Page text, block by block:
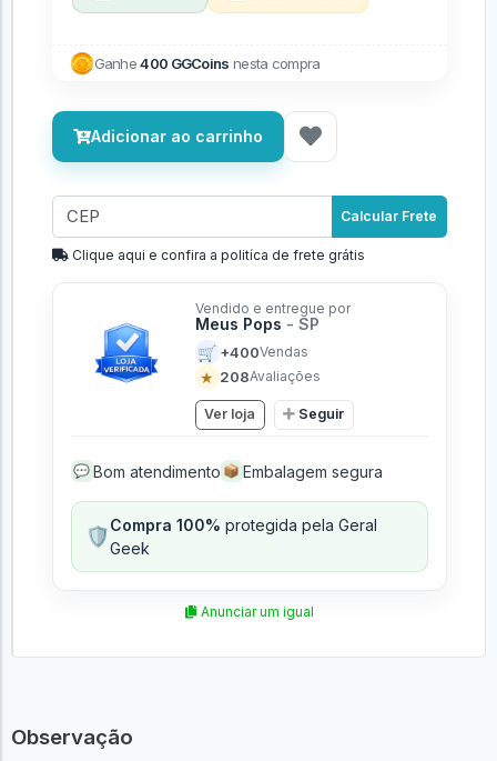
Ganhe400 GGCoins nesta compra
Adicionar ao carrinho
Calcular Frete
Clique aqui e confira a politíca de frete grátis
Vendido e entregue por
Meus Pops - SP
🛒 +400Vendas
★ 208Avaliações
Ver loja Seguir
💬 Bom atendimento 📦 Embalagem segura
🛡️Compra 100% protegida pela Geral
Geek
Anunciar um igual
Observação